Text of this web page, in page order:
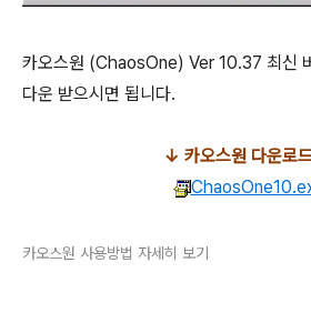
카오스원 (ChaosOne) Ver 10.37 최신
다운 받으시면 됩니다.
↓ 카오스원 다운로
카오스원 사용방법 자세히 보기